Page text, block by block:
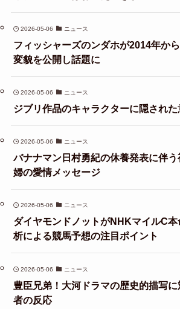
2026-05-06 ニュース
フィッシャーズのンダホが2014年か
変貌を公開し話題に
2026-05-06 ニュース
ジブリ作品のキャラクターに隠され
2026-05-06 ニュース
バナナマン日村勇紀の休養発表に伴
婦の愛情メッセージ
2026-05-06 ニュース
ダイヤモンドノットがNHKマイルC
析による競馬予想の注目ポイント
2026-05-06 ニュース
豊臣兄弟！大河ドラマの歴史的描写
者の反応